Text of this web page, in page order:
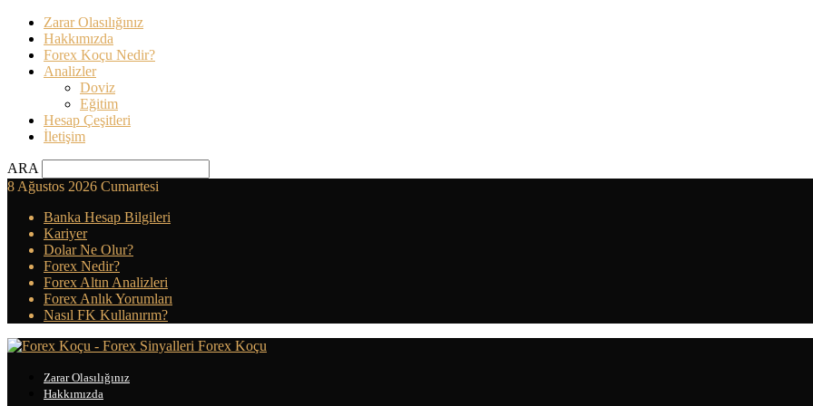
Zarar Olasılığınız
Hakkımızda
Forex Koçu Nedir?
Analizler
Doviz
Eğitim
Hesap Çeşitleri
İletişim
ARA
8 Ağustos 2026 Cumartesi
Banka Hesap Bilgileri
Kariyer
Dolar Ne Olur?
Forex Nedir?
Forex Altın Analizleri
Forex Anlık Yorumları
Nasıl FK Kullanırım?
Forex Koçu
Zarar Olasılığınız
Hakkımızda